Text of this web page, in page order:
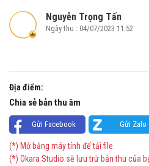
Nguyễn Trọng Tấn
Ngày thu : 04/07/2023 11:52
Địa điểm:
Chia sẻ bản thu âm
Gửi Facebook Gửi Zalo
(*) Mở bằng máy tính để tải file.
(*) Okara Studio sẽ lưu trữ bản thu của